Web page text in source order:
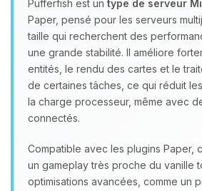
Pufferfish est un type de serveur
Paper, pensé pour les serveurs
taille qui recherchent des
une grande stabilité. Il améliore
entités, le rendu des cartes et le
de certaines tâches, ce qui réduit
la charge processeur, même avec
connectés.
Compatible avec les plugins Paper,
un gameplay très proche du vanille
optimisations avancées, comme un
assistant BoxToPlay. Dis-
tu as besoin et je vais
petits circuits pour
09/08/2026 à 10:56